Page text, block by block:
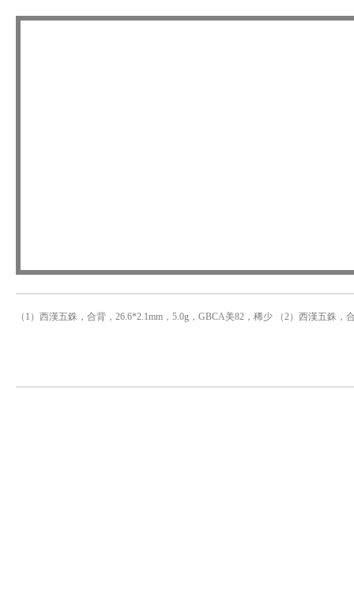
（1）西漢五銖，合背，26.6*2.1mm，5.0g，GBCA美82，稀少 （2）西漢五銖，